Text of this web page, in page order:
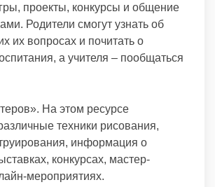
проекты, конкурсы и общение
Родители смогут узнать об
их вопросах и почитать о
а учителя – пообщаться
На этом ресурсе
техники рисования,
информация о
конкурсах, мастер-
мероприятиях.